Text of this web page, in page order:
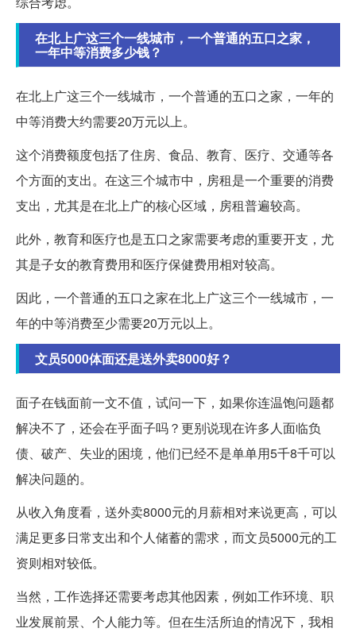
在北上广这三个一线城市，一个普通的五口之家，
一年中等消费多少钱？
在北上广这三个一线城市，一个普通的五口之家，一年的
中等消费大约需要20万元以上。
这个消费额度包括了住房、食品、教育、医疗、交通等各
个方面的支出。在这三个城市中，房租是一个重要的消费
支出，尤其是在北上广的核心区域，房租普遍较高。
此外，教育和医疗也是五口之家需要考虑的重要开支，尤
其是子女的教育费用和医疗保健费用相对较高。
因此，一个普通的五口之家在北上广这三个一线城市，一
年的中等消费至少需要20万元以上。
文员5000体面还是送外卖8000好？
面子在钱面前一文不值，试问一下，如果你连温饱问题都
解决不了，还会在乎面子吗？更别说现在许多人面临负
债、破产、失业的困境，他们已经不是单单用5千8千可以
解决问题的。
从收入角度看，送外卖8000元的月薪相对来说更高，可以
满足更多日常支出和个人储蓄的需求，而文员5000元的工
资则相对较低。
当然，工作选择还需要考虑其他因素，例如工作环境、职
业发展前景、个人能力等。但在生活所迫的情况下，我相